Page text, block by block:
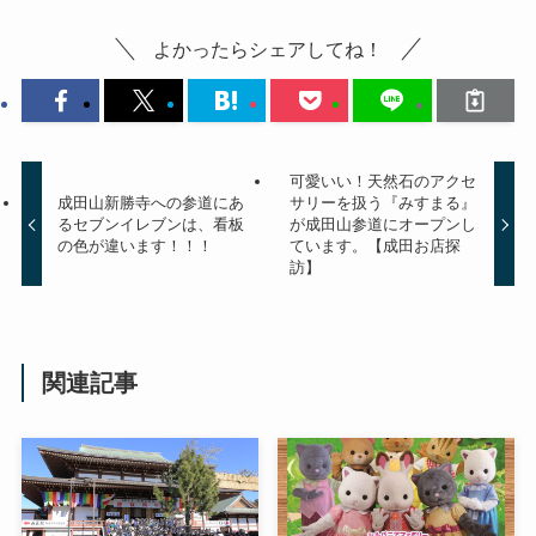
よかったらシェアしてね！
成田山新勝寺への参道にあ
るセブンイレブンは、看板
の色が違います！！！
可愛いい！天然石のアクセ
サリーを扱う『みすまる』
が成田山参道にオープンし
ています。【成田お店探
訪】
関連記事